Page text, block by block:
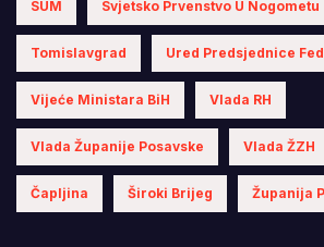
SUM Svjetsko Prvenstvo U Nogometu
Tomislavgrad Ured Predsjednice
Vijeće Ministara BiH Vlada RH
Vlada Županije Posavske Vlada ŽZH
Čapljina Široki Brijeg Županija